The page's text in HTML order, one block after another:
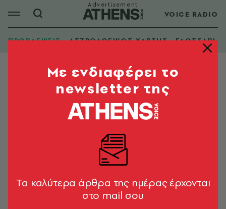
VOICE RADIO
ΠΡΟΒΛΕΨΕΙΣ ΑΣΤΡΟΛΟΓΙΚΟΣ ΧΑΡΤΗΣ ΓΛΩΣΣΑΡΙ
Mε ενδιαφέρει το
newsletter της
Tα καλύτερα άρθρα της ημέρας έρχονται
στο mail σου